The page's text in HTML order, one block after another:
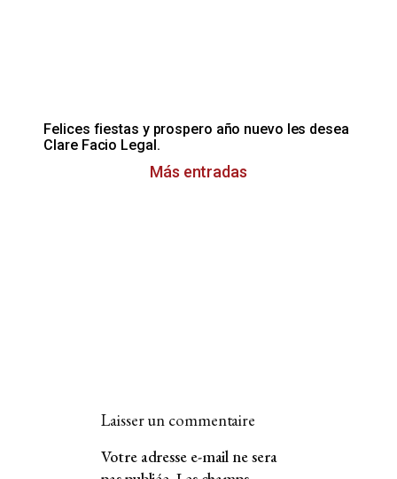
Felices fiestas y prospero año nuevo les desea
Clare Facio Legal.
Más entradas
Laisser un commentaire
Votre adresse e-mail ne sera